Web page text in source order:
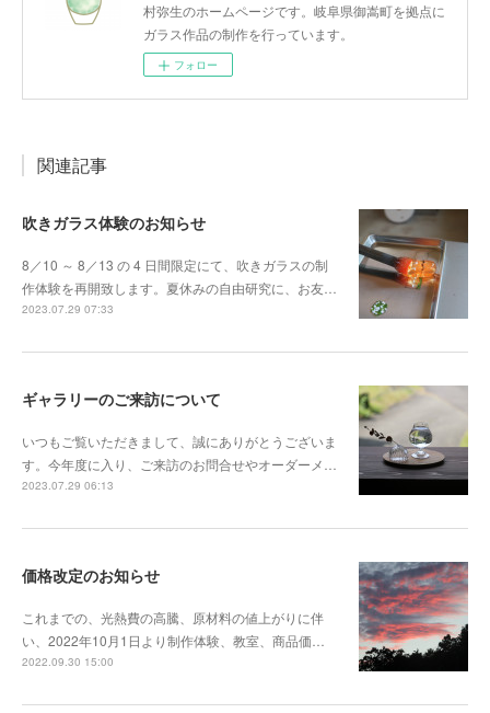
村弥生のホームページです。岐阜県御嵩町を拠点に
ガラス作品の制作を行っています。
フォロー
関連記事
吹きガラス体験のお知らせ
8／10 ～ 8／13 の 4 日間限定にて、吹きガラスの制
作体験を再開致します。夏休みの自由研究に、お友…
2023.07.29 07:33
ギャラリーのご来訪について
いつもご覧いただきまして、誠にありがとうございま
す。今年度に入り、ご来訪のお問合せやオーダーメ…
2023.07.29 06:13
価格改定のお知らせ
これまでの、光熱費の高騰、原材料の値上がりに伴
い、2022年10月1日より制作体験、教室、商品価…
2022.09.30 15:00